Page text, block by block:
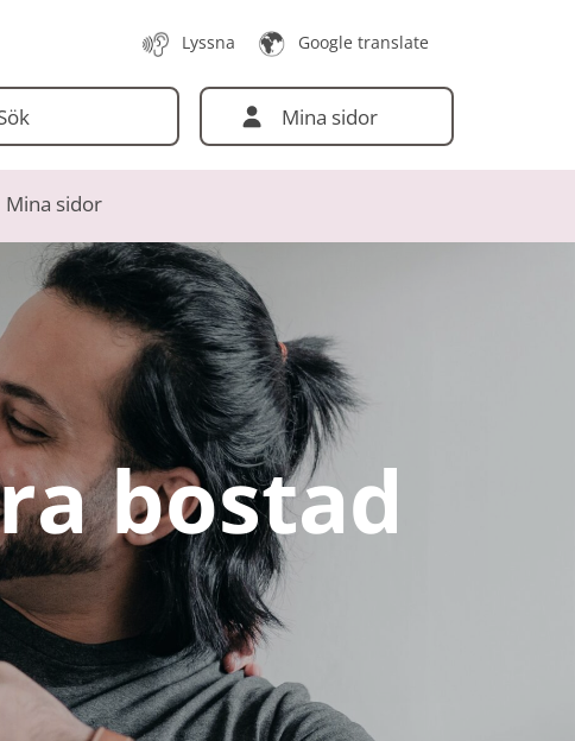
Lyssna Google translate
Mina sidor
Mina sidor
bostad